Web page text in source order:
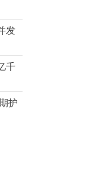
发
千
护